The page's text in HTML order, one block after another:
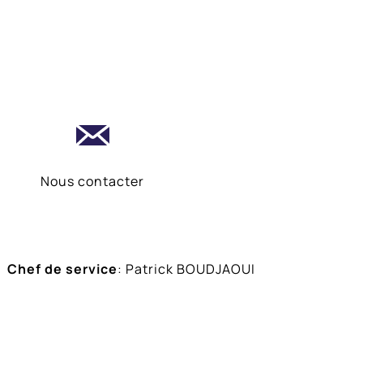
Nous contacter
Chef de service: Patrick BOUDJAOUI